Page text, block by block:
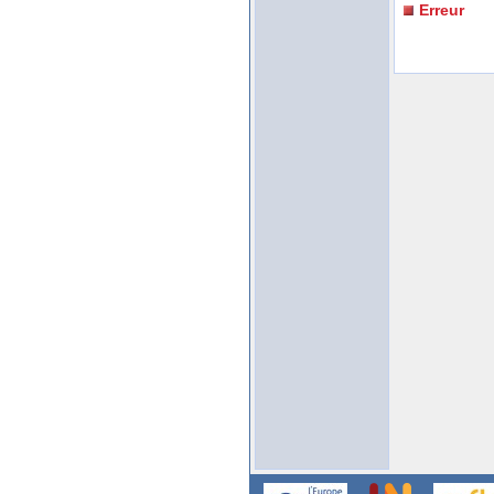
Erreur